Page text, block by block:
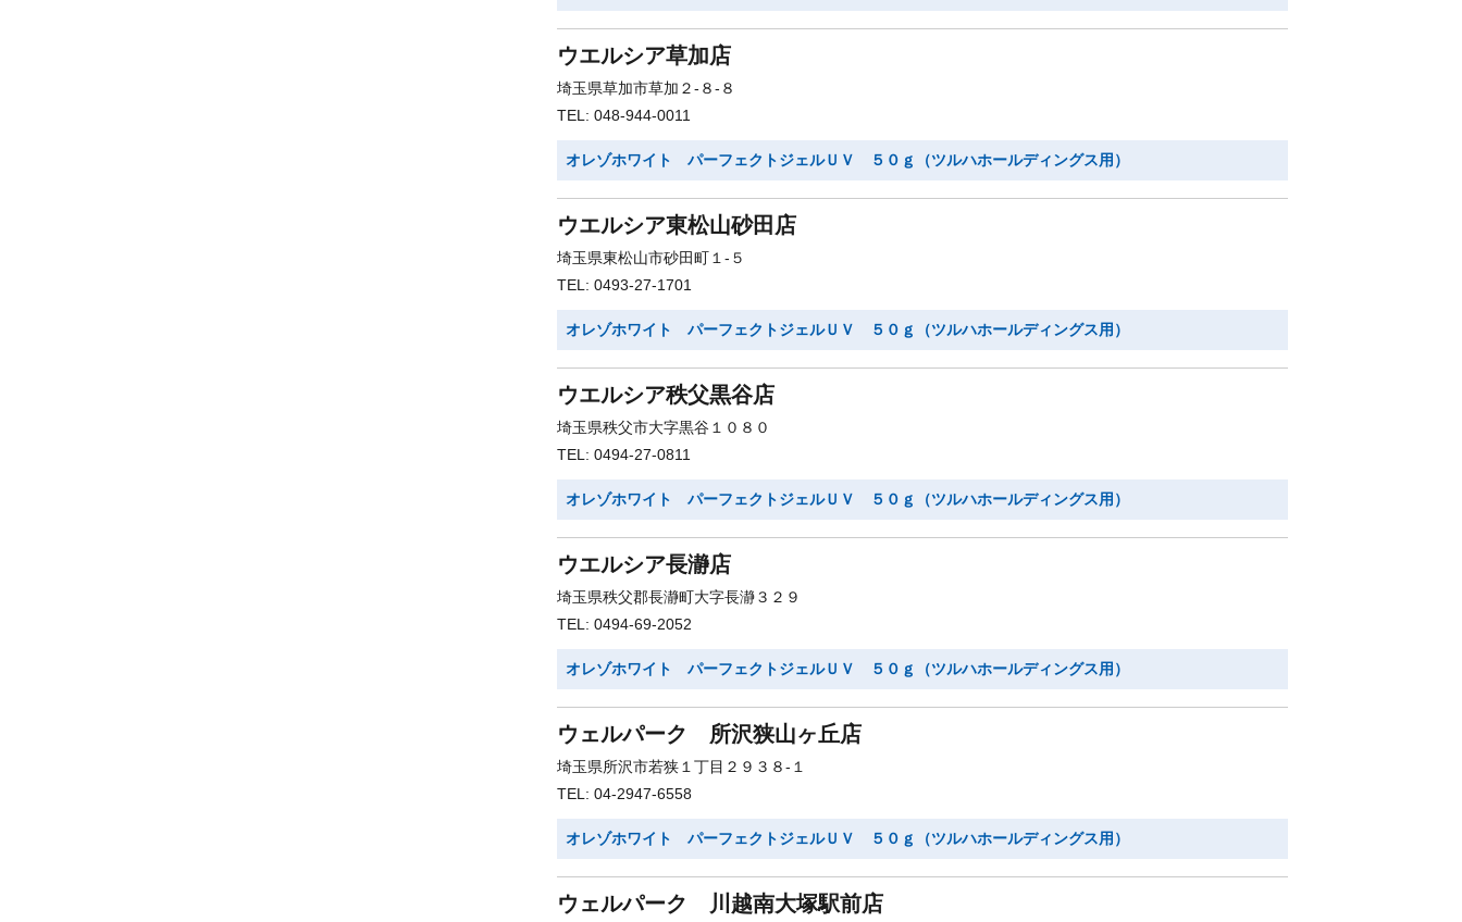
ウエルシア草加店
埼玉県草加市草加２-８-８
TEL: 048-944-0011
オレゾホワイト パーフェクトジェルＵＶ ５０ｇ（ツルハホールディングス用）
ウエルシア東松山砂田店
埼玉県東松山市砂田町１-５
TEL: 0493-27-1701
オレゾホワイト パーフェクトジェルＵＶ ５０ｇ（ツルハホールディングス用）
ウエルシア秩父黒谷店
埼玉県秩父市大字黒谷１０８０
TEL: 0494-27-0811
オレゾホワイト パーフェクトジェルＵＶ ５０ｇ（ツルハホールディングス用）
ウエルシア長瀞店
埼玉県秩父郡長瀞町大字長瀞３２９
TEL: 0494-69-2052
オレゾホワイト パーフェクトジェルＵＶ ５０ｇ（ツルハホールディングス用）
ウェルパーク 所沢狭山ヶ丘店
埼玉県所沢市若狭１丁目２９３８-１
TEL: 04-2947-6558
オレゾホワイト パーフェクトジェルＵＶ ５０ｇ（ツルハホールディングス用）
ウェルパーク 川越南大塚駅前店